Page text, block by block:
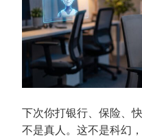
下次你打银行、保险、
不是真人。这不是科幻